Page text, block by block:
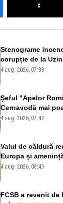
X
Stenograme
corupție de la
banilor din
4 aug. 2026, 07:38
Șeful "Apelor
Cernavodă mai
zile
4 aug. 2026, 07:42
Valul de căldură
Europa și
4 aug. 2026, 08:49
FCSB a revenit de